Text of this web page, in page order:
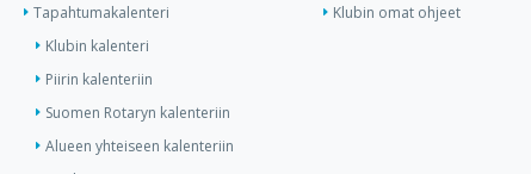
Tapahtumakalenteri
Klubin kalenteri
Piirin kalenteriin
Suomen Rotaryn kalenteriin
Alueen yhteiseen kalenteriin
Klubin omat ohjeet